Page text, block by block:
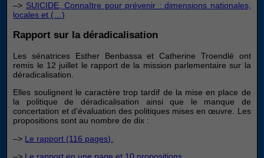
–> SUICIDE, Connaître pour prévenir : dimensions nationales,
locales et (…)
Rapport sur la déradicalisation
Les sénatrices Esther Benbassa et Catherine Troendlé ont
remis le 12 juillet le rapport de la mission parlementaire sur la
déradicalisation.
Elles soulignent le caractère trop tardif de la mise en place de
la politique de déradicalisation ainsi que le manque de
concertation et d’évaluation des politiques mises en œuvre. Les
propositions sont au nombre de dix :
–> Le rapport (116 pages).